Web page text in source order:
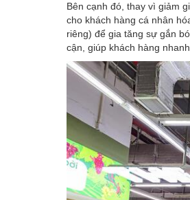
Bên cạnh đó, thay vì giảm
cho khách hàng cá nhân
riêng) để gia tăng sự gắn
cận, giúp khách hàng